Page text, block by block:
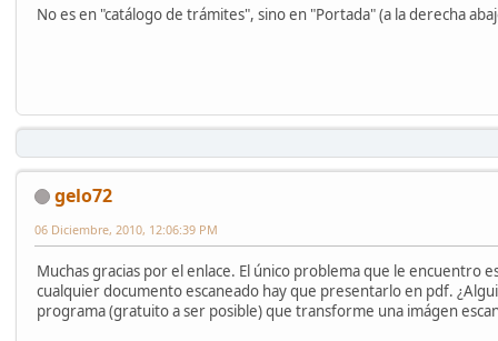
No es en "catálogo de trámites", sino en "Portada" (a la derecha
gelo72
06 Diciembre, 2010, 12:06:39 PM
Muchas gracias por el enlace. El único problema que le encuentro
cualquier documento escaneado hay que presentarlo en pdf.
programa (gratuito a ser posible) que transforme una imágen